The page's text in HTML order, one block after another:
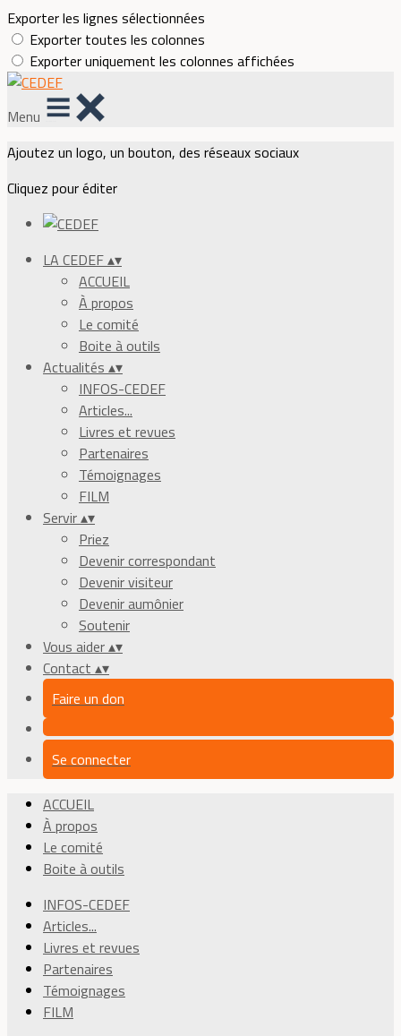
Exporter les lignes sélectionnées
Exporter toutes les colonnes
Exporter uniquement les colonnes affichées
Menu
Ajoutez un logo, un bouton, des réseaux sociaux
Cliquez pour éditer
LA CEDEF▴▾
ACCUEIL
À propos
Le comité
Boite à outils
Actualités ▴▾
INFOS-CEDEF
Articles...
Livres et revues
Partenaires
Témoignages
FILM
Servir▴▾
Priez
Devenir correspondant
Devenir visiteur
Devenir aumônier
Soutenir
Vous aider▴▾
Contact ▴▾
Faire un don
Se connecter
ACCUEIL
À propos
Le comité
Boite à outils
INFOS-CEDEF
Articles...
Livres et revues
Partenaires
Témoignages
FILM